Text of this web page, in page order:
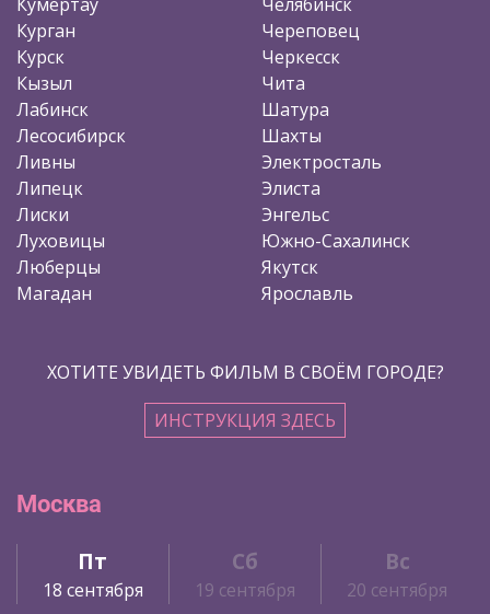
Курган
Курск
Кызыл
Лабинск
Лесосибирск
Ливны
Липецк
Лиски
Луховицы
Люберцы
Магадан
Череповец
Черкесск
Чита
Шатура
Шахты
Электросталь
Элиста
Энгельс
Южно-Сахалинск
Якутск
Ярославль
ХОТИТЕ УВИДЕТЬ ФИЛЬМ В СВОЁМ ГОРОДЕ?
ИНСТРУКЦИЯ ЗДЕСЬ
Москва
Пт
18 сентября
Сб
19 сентября
Вс
20 сентября